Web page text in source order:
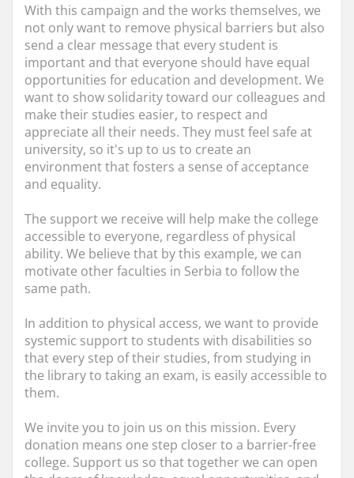
With this campaign and the works themselves, we
not only want to remove physical barriers but also
send a clear message that every student is
important and that everyone should have equal
opportunities for education and development. We
want to show solidarity toward our colleagues and
make their studies easier, to respect and
appreciate all their needs. They must feel safe at
university, so it's up to us to create an
environment that fosters a sense of acceptance
and equality.
The support we receive will help make the college
accessible to everyone, regardless of physical
ability. We believe that by this example, we can
motivate other faculties in Serbia to follow the
same path.
In addition to physical access, we want to provide
systemic support to students with disabilities so
that every step of their studies, from studying in
the library to taking an exam, is easily accessible to
them.
We invite you to join us on this mission. Every
donation means one step closer to a barrier-free
college. Support us so that together we can open